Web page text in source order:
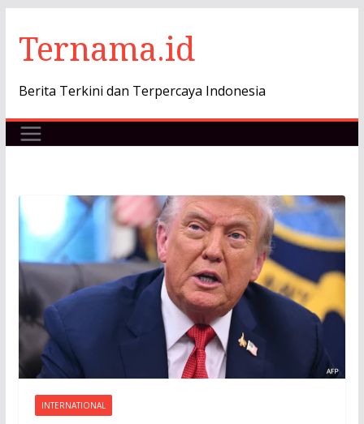
content
Ternama.id
Berita Terkini dan Terpercaya Indonesia
INTERNATIONAL